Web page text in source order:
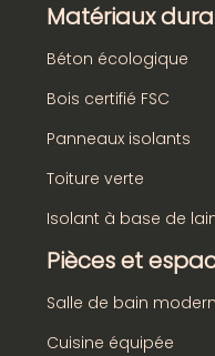
Matériaux
Béton écologique
Bois certifié FSC
Panneaux isolants
Toiture verte
Isolant à base de
Pièces et
Salle de bain
Cuisine équipée